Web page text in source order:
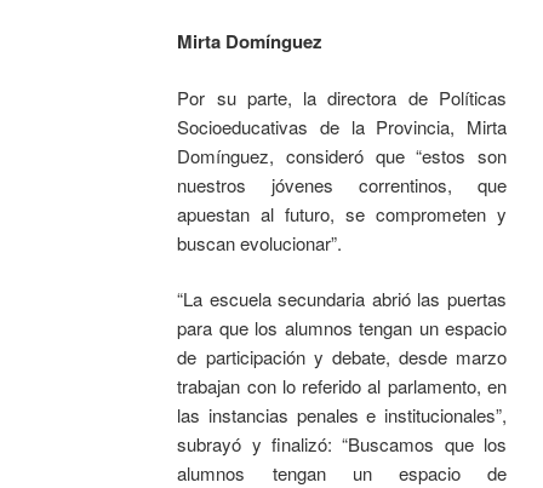
Mirta Domínguez
Por su parte, la directora de Políticas
Socioeducativas de la Provincia, Mirta
Domínguez, consideró que “estos son
nuestros jóvenes correntinos, que
apuestan al futuro, se comprometen y
buscan evolucionar”.
“La escuela secundaria abrió las puertas
para que los alumnos tengan un espacio
de participación y debate, desde marzo
trabajan con lo referido al parlamento, en
las instancias penales e institucionales”,
subrayó y finalizó: “Buscamos que los
alumnos tengan un espacio de